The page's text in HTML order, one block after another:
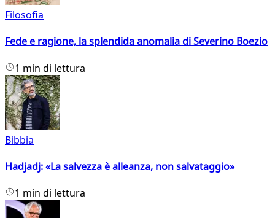
Filosofia
Fede e ragione, la splendida anomalia di Severino Boezio
1 min di lettura
Bibbia
Hadjadj: «La salvezza è alleanza, non salvataggio»
1 min di lettura